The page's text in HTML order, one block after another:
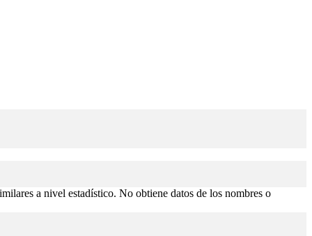
a nivel estadístico. No obtiene datos de los nombres o